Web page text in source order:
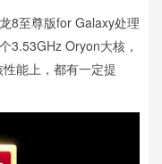
8至尊版for Galaxy处理
3.53GHz Oryon大核，
能上，都有一定提